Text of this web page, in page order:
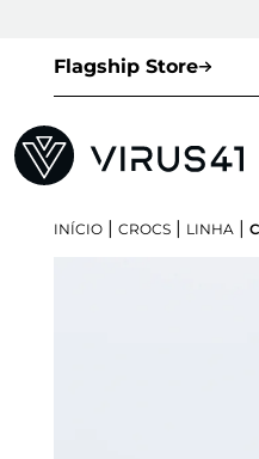
Flagship Store
INÍCIO | CROCS | LINHA |